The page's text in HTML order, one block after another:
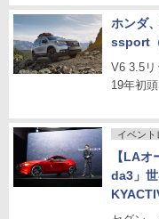
ホンダ
ssport
V6 3.5リ
19年初
イベント
【LA
da3」